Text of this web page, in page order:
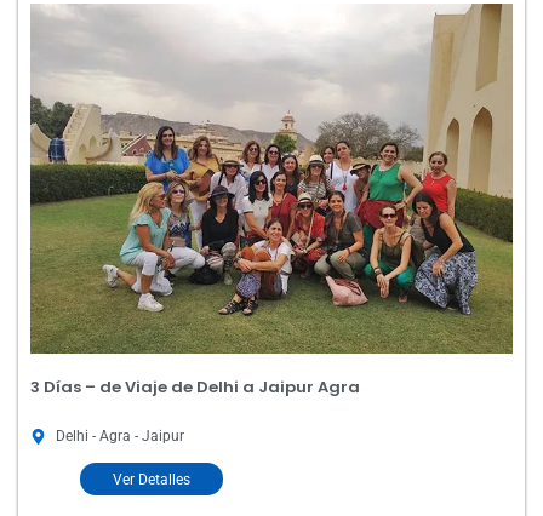
3 Días – de Viaje de Delhi a Jaipur Agra
Delhi - Agra - Jaipur
Ver Detalles